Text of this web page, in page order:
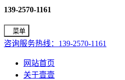
139-2570-1161
菜单
咨询服务热线：139-2570-1161
网站首页
关于壹壹